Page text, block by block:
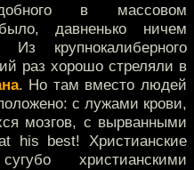
в массовом
давненько ничем
крупнокалиберного
раз хорошо стреляли в
. Но там вместо людей
с лужами крови,
мозгов, с вырванными
his best! Христианские
христианскими